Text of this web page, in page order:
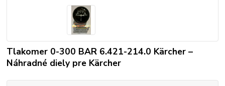
Tlakomer 0-300 BAR 6.421-214.0 Kärcher –
Náhradné diely pre Kärcher